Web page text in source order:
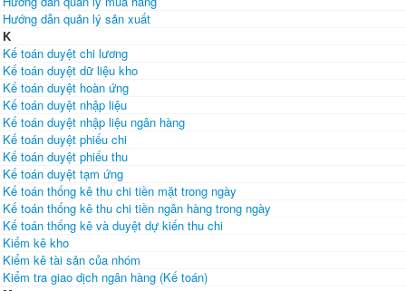
Hướng dẫn quản lý sản xuất
K
Kế toán duyệt chi lương
Kế toán duyệt dữ liệu kho
Kế toán duyệt hoàn ứng
Kế toán duyệt nhập liệu
Kế toán duyệt nhập liệu ngân hàng
Kế toán duyệt phiếu chi
Kế toán duyệt phiếu thu
Kế toán duyệt tạm ứng
Kế toán thống kê thu chi tiền mặt trong ngày
Kế toán thống kê thu chi tiền ngân hàng trong ngày
Kế toán thống kê và duyệt dự kiến thu chi
Kiểm kê kho
Kiểm kê tài sản của nhóm
Kiểm tra giao dịch ngân hàng (Kế toán)